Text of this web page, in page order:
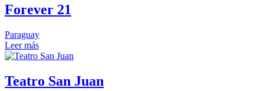
Forever 21
Paraguay
Leer más
Teatro San Juan